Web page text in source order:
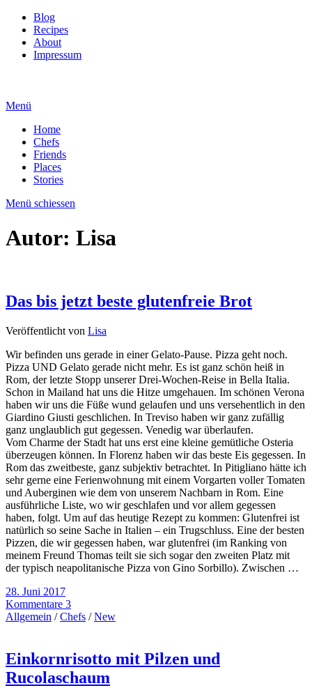
Blog
Recipes
About
Impressum
Menü
Home
Chefs
Friends
Places
Stories
Menü schiessen
Autor: Lisa
Das bis jetzt beste glutenfreie Brot
Veröffentlicht von Lisa
Wir befinden uns gerade in einer Gelato-Pause. Pizza geht noch.
Pizza UND Gelato gerade nicht mehr. Es ist ganz schön heiß in
Rom, der letzte Stopp unserer Drei-Wochen-Reise in Bella Italia.
Schon in Mailand hat uns die Hitze umgehauen. Im schönen Verona
haben wir uns die Füße wund gelaufen und uns versehentlich in den
Giardino Giusti geschlichen. In Treviso haben wir ganz zufällig
ganz unglaublich gut gegessen. Venedig war überlaufen.
Vom Charme der Stadt hat uns erst eine kleine gemütliche Osteria
überzeugen können. In Florenz haben wir das beste Eis gegessen. In
Rom das zweitbeste, ganz subjektiv betrachtet. In Pitigliano hätte ich
sehr gerne eine Ferienwohnung mit einem Vorgarten voller Tomaten
und Auberginen wie dem von unserem Nachbarn in Rom. Eine
ausführliche Liste, wo wir geschlafen und vor allem gegessen
haben, folgt. Um auf das heutige Rezept zu kommen: Glutenfrei ist
natürlich so seine Sache in Italien – ein Trugschluss. Eine der besten
Pizzen, die wir gegessen haben, war glutenfrei (im Ranking von
meinem Freund Thomas teilt sie sich sogar den zweiten Platz mit
der typisch neapolitanische Pizza von Gino Sorbillo). Zwischen …
28. Juni 2017
Kommentare 3
Allgemein /Chefs /New
Einkornrisotto mit Pilzen und
Rucolaschaum